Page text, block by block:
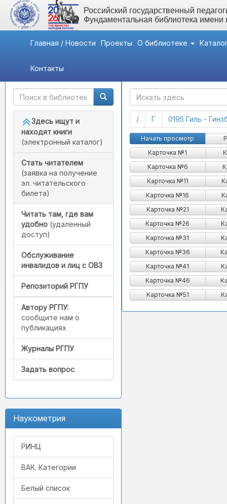
Российский государственный
Фундаментальная библиотека
Главная / Новости Проекты О библиотеке
Контакты
Быстрый доступ
Здесь ищут и
находят книги
(электронный каталог)
Стать читателем
(заявка на получение
эл. читательского
билета)
Читать там, где вам
удобно (удаленный
доступ)
Обслуживание
инвалидов и лиц с ОВЗ
Репозиторий РГПУ
Автору РГПУ:
сообщите нам о
публикациях
Журналы РГПУ
Задать вопрос
Наукометрия
РИНЦ
ВАК. Категории
Белый список
/(current)
Г (current)
0195 Гиль -
Начать просмотр
Карточка №1
Карточка №6
Карточка №11
Карточка №16
Карточка №21
Карточка №26
Карточка №31
Карточка №36
Карточка №41
Карточка №46
Карточка №51